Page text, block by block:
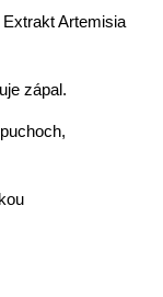
Artemisia
zápal.